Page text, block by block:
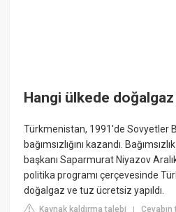
Hangi ülkede
Türkmenistan, 1991'de Sovyetler
bağımsızlığını kazandı.
başkanı Saparmurat Niyazov
politika programı çerçevesinde
doğalgaz ve tuz ücretsiz yapıldı.
Kaynak kaldırma talebi |Cevabın